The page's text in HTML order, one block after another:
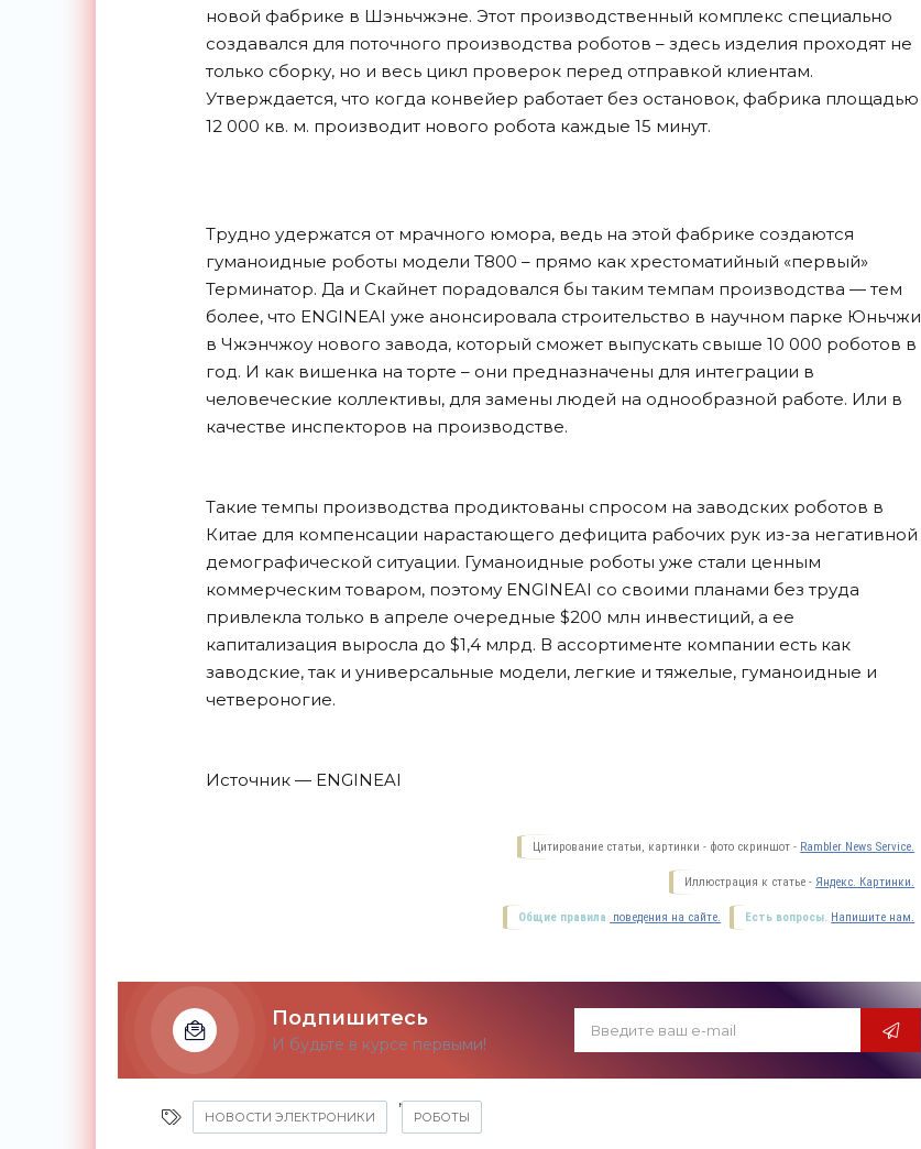
новой фабрике в Шэньчжэне. Этот производственный комплекс специально
создавался для поточного производства роботов – здесь изделия проходят не
только сборку, но и весь цикл проверок перед отправкой клиентам.
Утверждается, что когда конвейер работает без остановок, фабрика площадью
12 000 кв. м. производит нового робота каждые 15 минут.
Трудно удержатся от мрачного юмора, ведь на этой фабрике создаются
гуманоидные роботы модели T800 – прямо как хрестоматийный «первый»
Терминатор. Да и Скайнет порадовался бы таким темпам производства — тем
более, что ENGINEAI уже анонсировала строительство в научном парке Юньчжи
в Чжэнчжоу нового завода, который сможет выпускать свыше 10 000 роботов в
год. И как вишенка на торте – они предназначены для интеграции в
человеческие коллективы, для замены людей на однообразной работе. Или в
качестве инспекторов на производстве.
Такие темпы производства продиктованы спросом на заводских роботов в
Китае для компенсации нарастающего дефицита рабочих рук из-за негативной
демографической ситуации. Гуманоидные роботы уже стали ценным
коммерческим товаром, поэтому ENGINEAI со своими планами без труда
привлекла только в апреле очередные $200 млн инвестиций, а ее
капитализация выросла до $1,4 млрд. В ассортименте компании есть как
заводские, так и универсальные модели, легкие и тяжелые, гуманоидные и
четвероногие.
Источник — ENGINEAI
Цитирование статьи, картинки - фото скриншот - Rambler News Service.
Иллюстрация к статье - Яндекс. Картинки.
Есть вопросы. Напишите нам.
Общие правила поведения на сайте.
Подпишитесь
И будьте в курсе первыми!
НОВОСТИ ЭЛЕКТРОНИКИ
,
РОБОТЫ